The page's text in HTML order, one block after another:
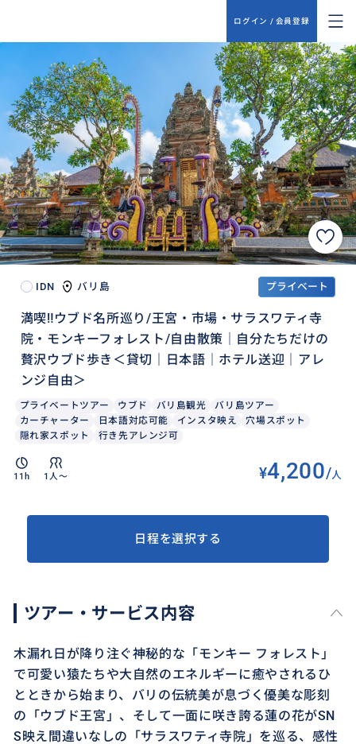
ログイン / 会員登録
IDN バリ島 プライベート
満喫‼️ウブド名所巡り/王宮・市場・サラスワティ寺
院・モンキーフォレスト/自由散策｜自分たちだけの
贅沢ウブド歩き＜貸切｜日本語｜ホテル送迎｜アレ
ンジ自由＞
プライベートツアー ウブド バリ島観光
バリ島ツアー
カーチャーター
日本語対応可能 インスタ映え
穴場スポット
隠れ家スポット
行き先アレンジ可
11h 1人〜 ¥4,200/人
日程を選択する
ツアー・サービス内容
木漏れ日が降り注ぐ神秘的な「モンキー フォレスト」
で可愛い猿たちや大自然のエネルギーに癒やされるひ
とときから始まり、バリの伝統美が息づく優美な彫刻
の「ウブド王宮」、そして一面に咲き誇る蓮の花がSN
S映え間違いなしの「サラスワティ寺院」を巡る、感性